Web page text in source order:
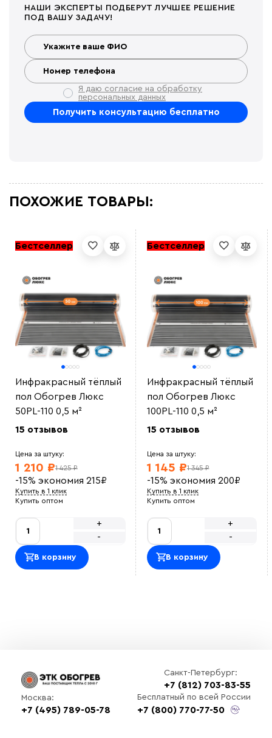
НАШИ ЭКСПЕРТЫ ПОДБЕРУТ ЛУЧШЕЕ РЕШЕНИЕ
ПОД ВАШУ ЗАДАЧУ!
Я даю согласие на обработку
персональных данных
ПОХОЖИЕ ТОВАРЫ:
Бестселлер
Инфракрасный тёплый
пол Обогрев Люкс
50PL-110 0,5 м²
15 отзывов
Цена за штуку:
1 425 ₽
1 210 ₽
-15% экономия 215₽
Купить в 1 клик
Купить оптом
-
+
В корзину
Бестселлер
Инфракрасный тёплый
пол Обогрев Люкс
100PL-110 0,5 м²
15 отзывов
Цена за штуку:
1 345 ₽
1 145 ₽
-15% экономия 200₽
Купить в 1 клик
Купить оптом
-
+
В корзину
Санкт-Петербург:
+7 (812) 703-83-55
Москва:
+7 (495) 789-05-78
Бесплатный по всей России
+7 (800) 770-77-50